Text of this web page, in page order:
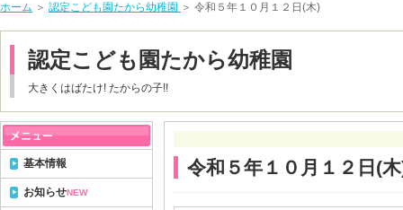
ホーム ＞ 認定こども園たから幼稚園 ＞ 令和５年１０月１２日(木)
認定こども園たから幼稚園
大きくはばたけ! たからの子!!
令和５年１０月１２日(
基本情報
お知らせNEW